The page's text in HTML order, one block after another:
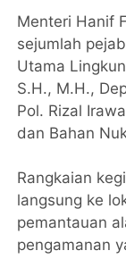
Menteri Hanif
sejumlah
Utama
S.H., M.H.,
Pol. Rizal
dan Bahan
Rangkaian
langsung ke
pemantauan
pengamanan